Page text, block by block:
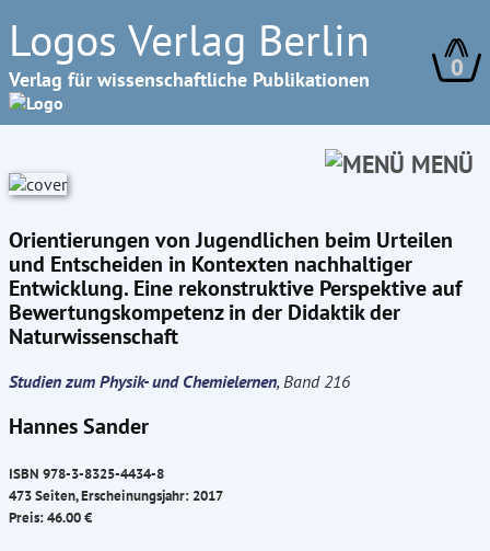
Logos Verlag Berlin
Verlag für wissenschaftliche Publikationen 0
MENÜ
Orientierungen von Jugendlichen beim Urteilen
und Entscheiden in Kontexten nachhaltiger
Entwicklung. Eine rekonstruktive Perspektive auf
Bewertungskompetenz in der Didaktik der
Naturwissenschaft
Studien zum Physik- und Chemielernen, Band 216
Hannes Sander
ISBN 978-3-8325-4434-8
473 Seiten, Erscheinungsjahr: 2017
Preis: 46.00 €